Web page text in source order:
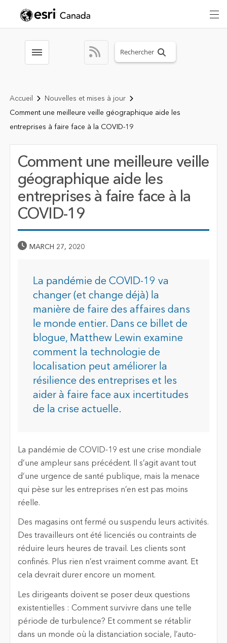
Toggle menubar
Accueil
Nouvelles et mises à jour
Comment une meilleure veille géographique aide les
entreprises à faire face à la COVID-19
Comment une meilleure veille
géographique aide les
entreprises à faire face à la
COVID-19
Published Date
MARCH 27, 2020
La pandémie de COVID-19 va
changer (et change déjà) la
manière de faire des affaires dans
le monde entier. Dans ce billet de
blogue, Matthew Lewin examine
comment la technologie de
localisation peut améliorer la
résilience des entreprises et les
aider à faire face aux incertitudes
de la crise actuelle.
La pandémie de COVID-19 est une crise mondiale
d’une ampleur sans précédent. Il s’agit avant tout
d’une urgence de santé publique, mais la menace
qui pèse sur les entreprises n’en est pas moins
réelle.
Des magasins ont fermé ou suspendu leurs activités.
Des travailleurs ont été licenciés ou contraints de
réduire leurs heures de travail. Les clients sont
confinés. Plus rien n’est vraiment comme avant. Et
cela devrait durer encore un moment.
Les dirigeants doivent se poser deux questions
existentielles : Comment survivre dans une telle
période de turbulence? Et comment se rétablir
dans un monde où la distanciation sociale, l’auto-